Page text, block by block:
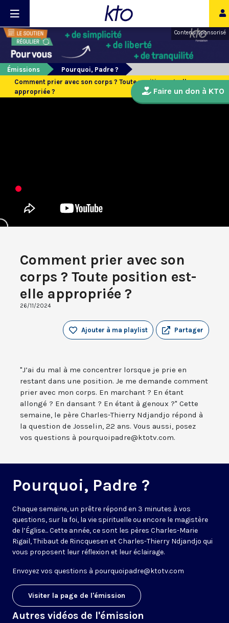
Contenu sponsorisé
Émissions
Pourquoi, Padre ?
Comment prier avec son corps ? Toute position est-elle
appropriée ?
Comment prier avec son
corps ? Toute position est-
elle appropriée ?
26/11/2024
Partager
Ajouter à ma playlist
"J’ai du mal à me concentrer lorsque je prie en
restant dans une position. Je me demande comment
prier avec mon corps. En marchant ? En étant
allongé ? En dansant ? En étant à genoux ?" Cette
semaine, le père Charles-Thierry Ndjandjo répond à
la question de Josselin, 22 ans. Vous aussi, posez
vos questions à pourquoipadre@ktotv.com.
Pourquoi, Padre ?
Chaque semaine, un prêtre répond en 3 minutes à vos
questions, sur la foi, la vie spirituelle ou encore le magistère
de l’Église... Cette année, ce sont les pères Charles-Marie
Rigail, Thibaut de Rincquesen et Charles-Thierry Ndjandjo qui
vous proposent leur réflexion et leur éclairage.
Envoyez vos questions à pourquoipadre@ktotv.com
Visiter la page de l'émission
Autres vidéos de l'émission
Faire un don à KTO